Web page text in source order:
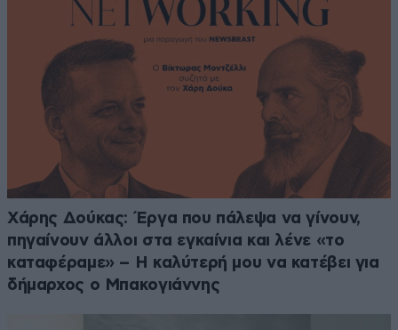
Χάρης Δούκας: Έργα που πάλεψα να γίνουν,
πηγαίνουν άλλοι στα εγκαίνια και λένε «το
καταφέραμε» – Η καλύτερή μου να κατέβει για
δήμαρχος ο Μπακογιάννης